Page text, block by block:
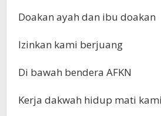
Doakan ayah dan ibu doakan
Izinkan kami berjuang
Di bawah bendera AFKN
Kerja dakwah hidup mati